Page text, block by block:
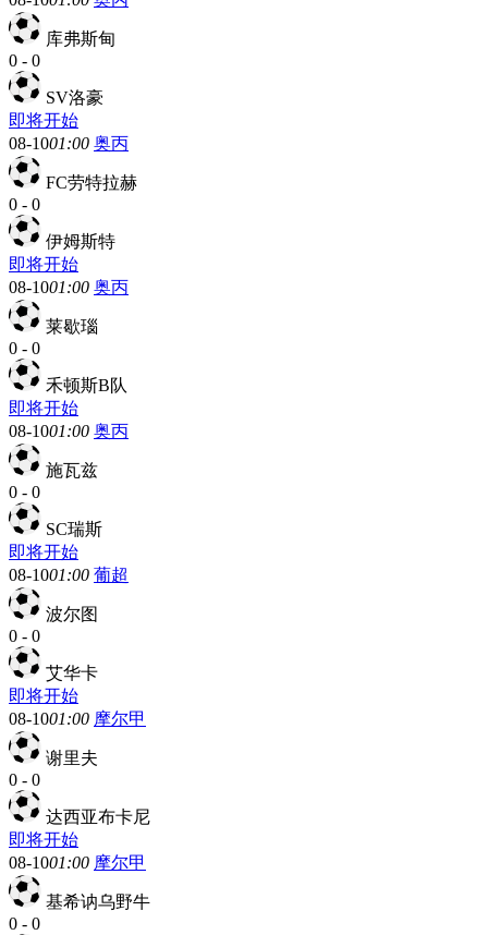
库弗斯甸
0 - 0
SV洛豪
即将开始
08-1001:00 奥丙
FC劳特拉赫
0 - 0
伊姆斯特
即将开始
08-1001:00 奥丙
莱歇瑙
0 - 0
禾顿斯B队
即将开始
08-1001:00 奥丙
施瓦兹
0 - 0
SC瑞斯
即将开始
08-1001:00 葡超
波尔图
0 - 0
艾华卡
即将开始
08-1001:00 摩尔甲
谢里夫
0 - 0
达西亚布卡尼
即将开始
08-1001:00 摩尔甲
基希讷乌野牛
0 - 0